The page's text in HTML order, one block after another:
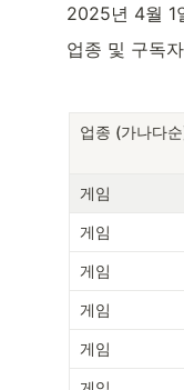
2025년 4월 1
업종 및 구독
업종 (가나다
게임
게임
게임
게임
게임